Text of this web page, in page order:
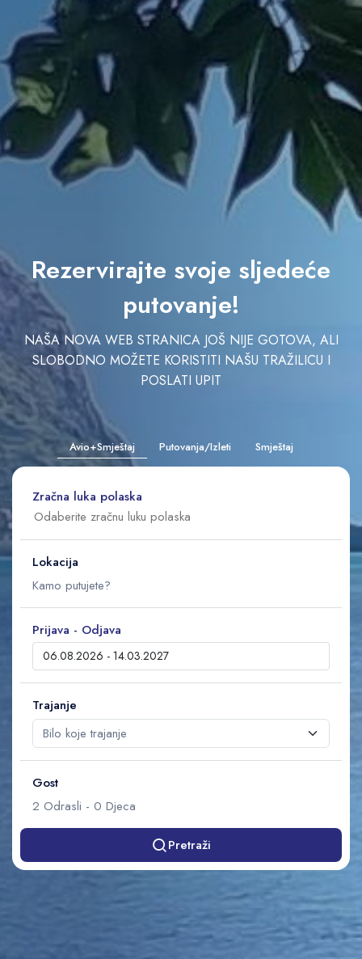
Rezervirajte svoje sljedeće
putovanje!
NAŠA NOVA WEB STRANICA JOŠ NIJE GOTOVA, ALI
SLOBODNO MOŽETE KORISTITI NAŠU TRAŽILICU I
POSLATI UPIT
Avio+Smještaj Putovanja/Izleti Smještaj
Zračna luka polaska
Lokacija
Prijava - Odjava
Trajanje
Gost
2 Odrasli - 0 Djeca
Pretraži